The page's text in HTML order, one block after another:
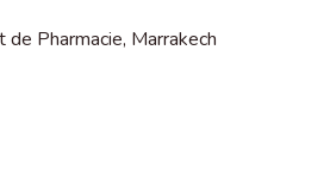
Pharmacie, Marrakech